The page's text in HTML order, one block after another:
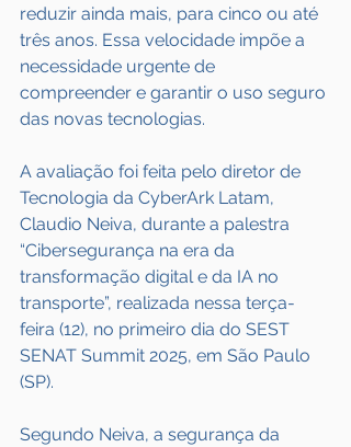
reduzir ainda mais, para cinco ou até
três anos. Essa velocidade impõe a
necessidade urgente de
compreender e garantir o uso seguro
das novas tecnologias.
A avaliação foi feita pelo diretor de
Tecnologia da CyberArk Latam,
Claudio Neiva, durante a palestra
“Cibersegurança na era da
transformação digital e da IA no
transporte”, realizada nessa terça-
feira (12), no primeiro dia do SEST
SENAT Summit 2025, em São Paulo
(SP).
Segundo Neiva, a segurança da